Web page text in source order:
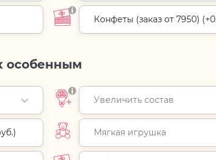
Конфеты (заказ от 7950) (+0
руб.)
особенным
Увеличить состав
) Мягкая игрушка